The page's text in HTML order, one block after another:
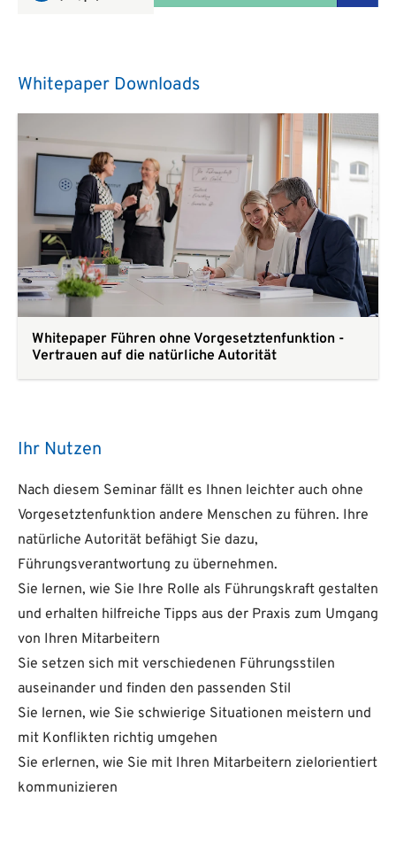
Whitepaper Downloads
Whitepaper Führen ohne Vorgesetztenfunktion -
Vertrauen auf die natürliche Autorität
Ihr Nutzen
Nach diesem Seminar fällt es Ihnen leichter auch ohne
Vorgesetztenfunktion andere Menschen zu führen. Ihre
natürliche Autorität befähigt Sie dazu,
Führungsverantwortung zu übernehmen.
Sie lernen, wie Sie Ihre Rolle als Führungskraft gestalten
und erhalten hilfreiche Tipps aus der Praxis zum Umgang
von Ihren Mitarbeitern
Sie setzen sich mit verschiedenen Führungsstilen
auseinander und finden den passenden Stil
Sie lernen, wie Sie schwierige Situationen meistern und
mit Konflikten richtig umgehen
Sie erlernen, wie Sie mit Ihren Mitarbeitern zielorientiert
kommunizieren